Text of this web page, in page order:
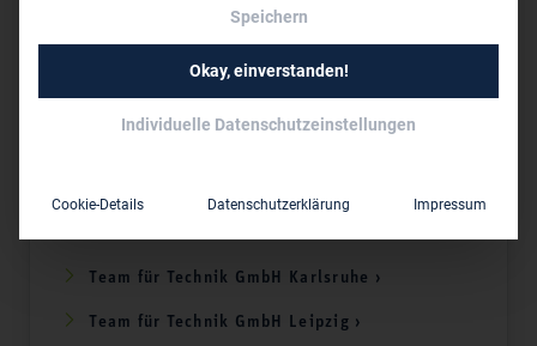
Dipl.-Wirtsch.-Ing. Sarah Tax
Dipl.-Ing. Simon Winkler
Team für Technik GmbH Karlsruhe ›
Team für Technik GmbH Leipzig ›
Speichern
Okay, einverstanden!
Individuelle Datenschutzeinstellungen
Cookie-Details Datenschutzerklärung Impressum